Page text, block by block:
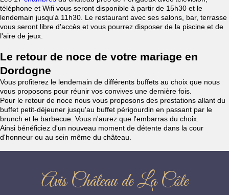
téléphone et Wifi vous seront disponible à partir de 15h30 et le
lendemain jusqu'à 11h30. Le restaurant avec ses salons, bar, terrasse
vous seront libre d'accès et vous pourrez disposer de la piscine et de
l'aire de jeux.
Le retour de noce de votre mariage en
Dordogne
Vous profiterez le lendemain de différents buffets au choix que nous
vous proposons pour réunir vos convives une dernière fois.
Pour le retour de noce nous vous proposons des prestations allant du
buffet petit-déjeuner jusqu'au buffet périgourdin en passant par le
brunch et le barbecue. Vous n'aurez que l'embarras du choix.
Ainsi bénéficiez d'un nouveau moment de détente dans la cour
d'honneur ou au sein même du château.
Avis Château de La Côte